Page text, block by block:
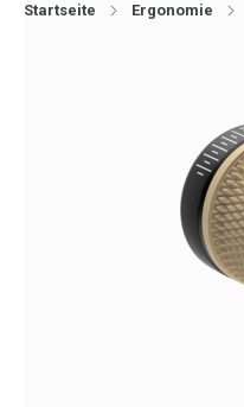
Startseite Ergonomie